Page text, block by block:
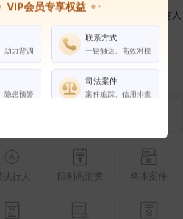
外投资 在外任职 作为受益所有人
1
执行人 限制高消费 终本案件
VIP会员专享权益
助力背调
联系方式
一键触达、高效对接
隐患预警
司法案件
案件追踪、信用排查
VIP会员 SVIP会员